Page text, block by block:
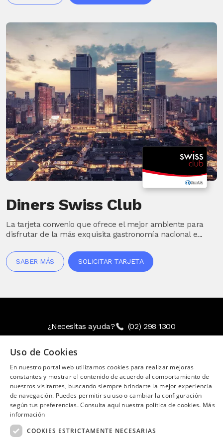
Diners Swiss Club
La tarjeta convenio que ofrece el mejor ambiente para
disfrutar de la más exquisita gastronomía nacional e...
SABER MÁS SOLICITAR TARJETA
¿Necesitas ayuda? (02) 298 1300
Image
Uso de Cookies
En nuestro portal web utilizamos cookies para realizar mejoras
constantes y mostrar el contenido de acuerdo al comportamiento de
nuestros visitantes, buscando siempre brindarte la mejor experiencia
de navegación. Puedes permitir su uso o cambiar la configuración
según tus preferencias. Consulta aquí nuestra política de cookies. Más
información
COOKIES ESTRICTAMENTE NECESARIAS